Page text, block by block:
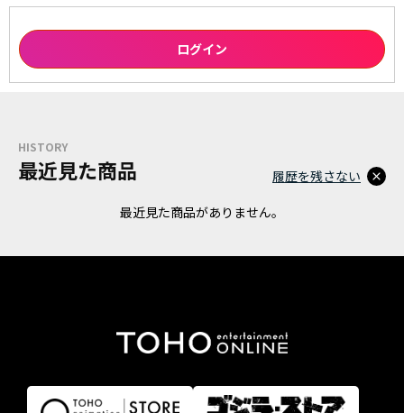
HISTORY
最近見た商品
最近見た商品がありません。
履歴を残さない